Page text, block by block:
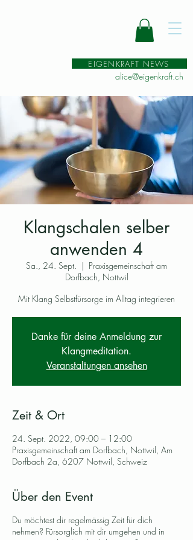
EIGENKRAFT NEWS
alice@eigenkraft.ch
Klangschalen selber
anwenden 4
Sa., 24. Sept.
  |
Praxisgemeinschaft am
Dorfbach, Nottwil
Mit Klang Selbstfürsorge im Alltag integrieren
Danke für deine Anmeldung zur
Klangmeditation.
Veranstaltungen ansehen
Zeit & Ort
24. Sept. 2022, 09:00 – 12:00
Praxisgemeinschaft am Dorfbach, Nottwil, Am
Dorfbach 2a, 6207 Nottwil, Schweiz
Über den Event
Du möchtest dir regelmässig Zeit für dich
nehmen? Fürsorglich mit dir umgehen und in